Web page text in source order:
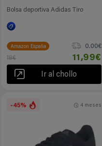
Bolsa deportiva Adidas Tiro
Amazon España
0.00€
18€
11,99€
Ir al chollo
-45% 4 meses